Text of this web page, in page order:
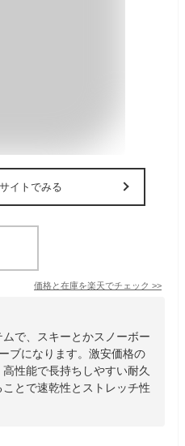
イトでみる
価格と在庫を楽天でチェック >>
で、スキーとかスノーボー
ブになります。激安価格の
性能で長持ちしやすい耐久
とで速乾性とストレッチ性